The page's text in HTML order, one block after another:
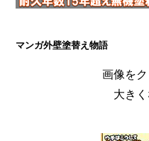
マンガ外壁塗替え物語
画像を
大きく